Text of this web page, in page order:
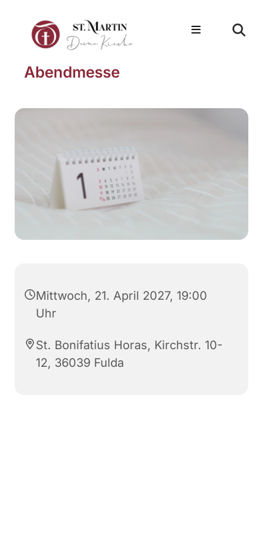
Abendmesse
Mittwoch, 21. April 2027, 19:00
Uhr
St. Bonifatius Horas, Kirchstr. 10-
12, 36039 Fulda